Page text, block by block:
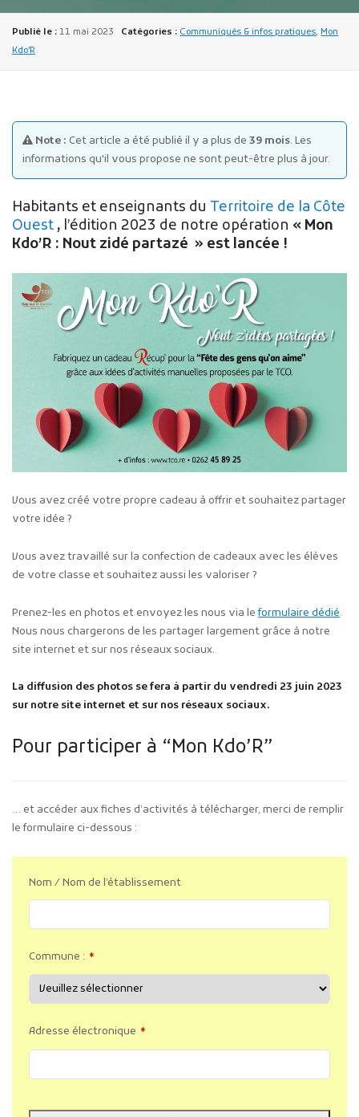
Publicité des actes
Marchés publics
Projets financés par l'Europe
Plans d'accès
Publié le : 11 mai 2023 Catégories : Communiqués & infos pratiques,Mon
Kdo'R
Note : Cet article a été publié il y a plus de 39 mois. Les
informations qu'il vous propose ne sont peut-être plus à jour.
Habitants et enseignants du Territoire de la Côte
Ouest , l’édition 2023 de notre opération « Mon
Kdo’R : Nout zidé partazé » est lancée !
Vous avez créé votre propre cadeau à offrir et souhaitez partager
votre idée ?
Vous avez travaillé sur la confection de cadeaux avec les élèves
de votre classe et souhaitez aussi les valoriser ?
Prenez-les en photos et envoyez les nous via leformulaire dédié.
Nous nous chargerons de les partager largement grâce à notre
site internet et sur nos réseaux sociaux.
La diffusion des photos se fera à partir du vendredi 23 juin 2023
sur notre site internet et sur nos réseaux sociaux.
Pour participer à “Mon Kdo’R”
… et accéder aux fiches d’activités à télécharger, merci de remplir
le formulaire ci-dessous :
Nom / Nom de l’établissement
Commune : *
Adresse électronique *